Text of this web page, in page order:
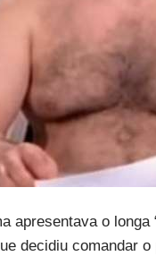
apresentava o longa
decidiu comandar